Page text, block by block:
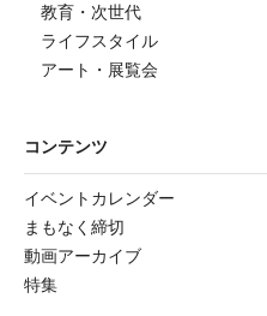
教育・次世代
ライフスタイル
アート・展覧会
コンテンツ
イベントカレンダー
まもなく締切
動画アーカイブ
特集